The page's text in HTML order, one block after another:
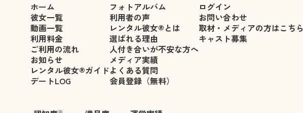
ホーム
彼女一覧
動画一覧
利用料金
ご利用の流れ
お知らせ
レンタル彼女®ガイド
デートLOG
フォトアルバム
利用者の声
レンタル彼女®とは
選ばれる理由
人付き合いが不安な方へ
メディア実績
よくある質問
会員登録（無料）
ログイン
お問い合わせ
取材・メディアの方はこちら
キャスト募集